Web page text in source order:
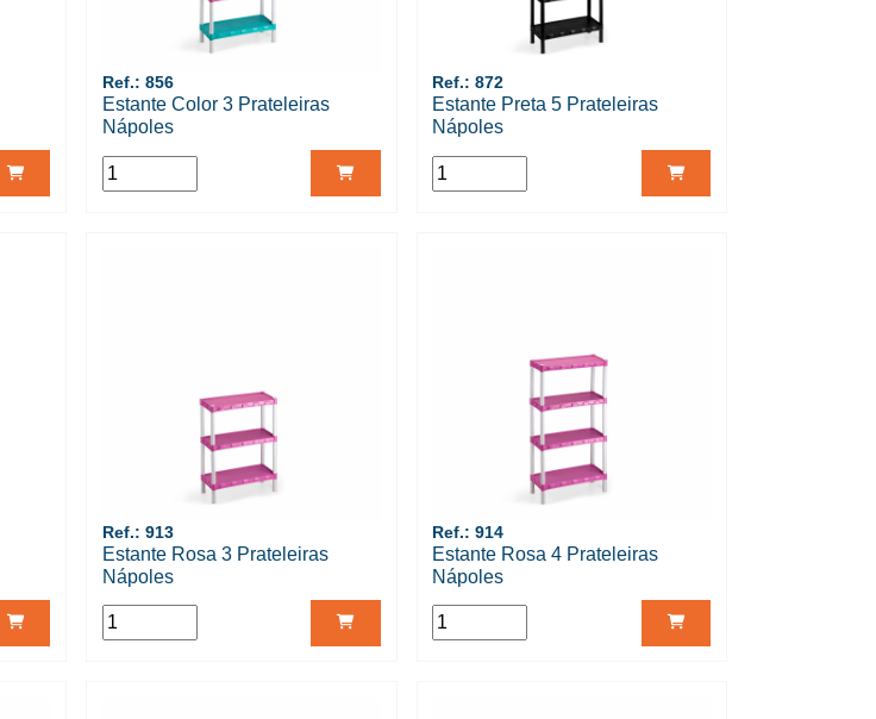
Ref.: 856
Estante Color 3 Prateleiras
Nápoles
Ref.: 872
Estante Preta 5 Prateleiras
Nápoles
Ref.: 913
Estante Rosa 3 Prateleiras
Nápoles
Ref.: 914
Estante Rosa 4 Prateleiras
Nápoles